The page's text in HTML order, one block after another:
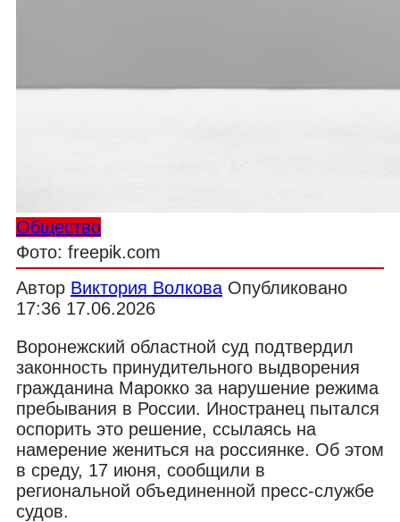
Общество
Фото: freepik.com
Автор Виктория Волкова Опубликовано
17:36 17.06.2026
Воронежский областной суд подтвердил
законность принудительного выдворения
гражданина Марокко за нарушение режима
пребывания в России. Иностранец пытался
оспорить это решение, ссылаясь на
намерение жениться на россиянке. Об этом
в среду, 17 июня, сообщили в
региональной объединенной пресс-службе
судов.